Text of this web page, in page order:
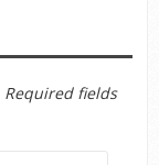
Required fields